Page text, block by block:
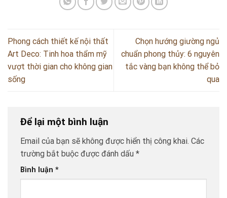
Phong cách thiết kế nội thất
Art Deco: Tinh hoa thẩm mỹ
vượt thời gian cho không gian
sống
Chọn hướng giường ngủ
chuẩn phong thủy: 6 nguyên
tắc vàng bạn không thể bỏ
qua
Để lại một bình luận
Email của bạn sẽ không được hiển thị công khai. Các
trường bắt buộc được đánh dấu *
Bình luận *